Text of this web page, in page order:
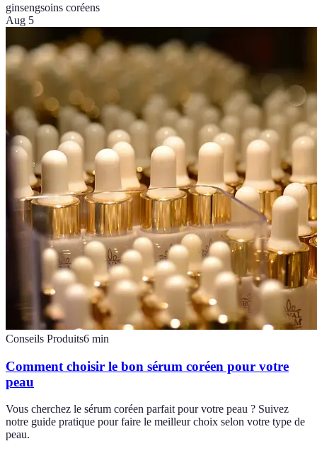
ginsengsoins coréens
Aug 5
Conseils Produits6 min
Comment choisir le bon sérum coréen pour votre
peau
Vous cherchez le sérum coréen parfait pour votre peau ? Suivez
notre guide pratique pour faire le meilleur choix selon votre type de
peau.